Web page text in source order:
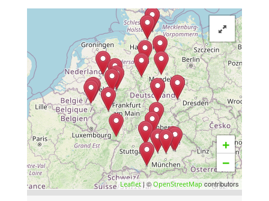
+
−
Leaflet| ©OpenStreetMap contributors